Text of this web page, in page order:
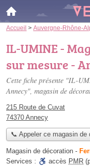
Accueil > Auvergne-Rhône-
IL-UMINE -
sur mesure -
Cette fiche présente "IL-
Annecy", magasin de
215 Route de Cuvat
74370 Annecy
📞 Appeler ce magasin de
Magasin de décoration -
Services :
accès PMR